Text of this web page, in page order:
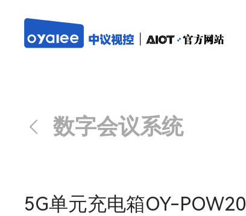
数字会议系统
5G单元充电箱OY-POW20